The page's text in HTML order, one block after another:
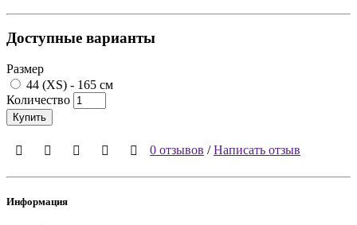
Доступные варианты
Размер
44 (XS) - 165 см
Количество
Купить
0 отзывов /Написать отзыв
Информация